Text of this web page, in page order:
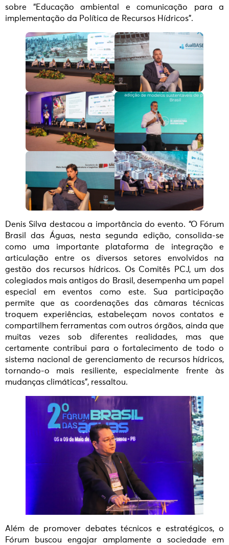
sobre “Educação ambiental e comunicação para a
implementação da Política de Recursos Hídricos”.
Denis Silva destacou a importância do evento. “O Fórum
Brasil das Águas, nesta segunda edição, consolida-se
como uma importante plataforma de integração e
articulação entre os diversos setores envolvidos na
gestão dos recursos hídricos. Os Comitês PCJ, um dos
colegiados mais antigos do Brasil, desempenha um papel
especial em eventos como este. Sua participação
permite que as coordenações das câmaras técnicas
troquem experiências, estabeleçam novos contatos e
compartilhem ferramentas com outros órgãos, ainda que
muitas vezes sob diferentes realidades, mas que
certamente contribui para o fortalecimento de todo o
sistema nacional de gerenciamento de recursos hídricos,
tornando-o mais resiliente, especialmente frente às
mudanças climáticas”, ressaltou.
Além de promover debates técnicos e estratégicos, o
Fórum buscou engajar amplamente a sociedade em